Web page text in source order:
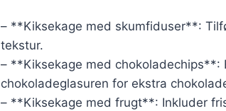
– **Kiksekage med skumfiduser**:
tekstur.
– **Kiksekage med chokoladechips**:
chokoladeglasuren for ekstra
– **Kiksekage med frugt**: Inkluder